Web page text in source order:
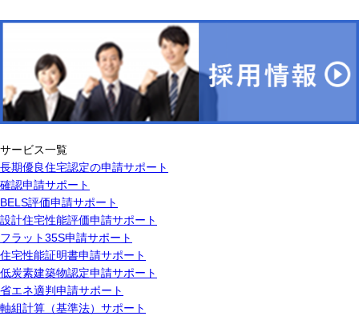
サービス一覧
長期優良住宅認定の申請サポート
確認申請サポート
BELS評価申請サポート
設計住宅性能評価申請サポート
フラット35S申請サポート
住宅性能証明書申請サポート
低炭素建築物認定申請サポート
省エネ適判申請サポート
軸組計算（基準法）サポート